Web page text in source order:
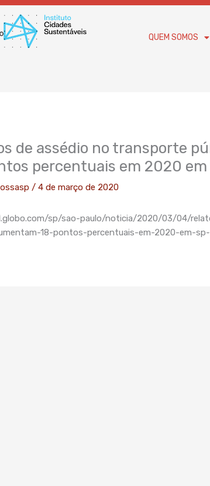
QUEM SOMOS
de assédio no transporte
percentuais em 2020 em
/4 de março de 2020
sp/sao-paulo/noticia/2020/03/04/
18-pontos-percentuais-em-2020-em-